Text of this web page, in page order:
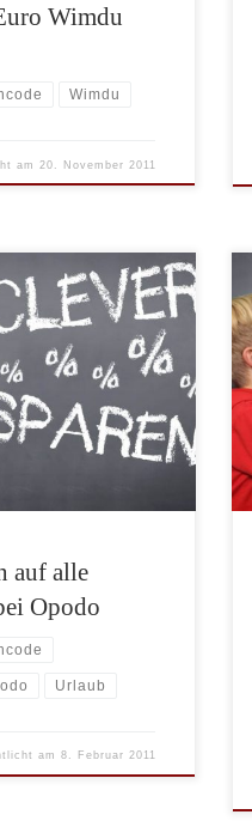
Wimdu
Wimdu
am 20. November 2011
Ihnen Opodo
auf
kann für alle
einem Reisezeitraum
werden. die
bis zum 14.02.2011
Sie direkt auf dieser
auf alle
Opodo
Urlaub
am 8. Februar 2011